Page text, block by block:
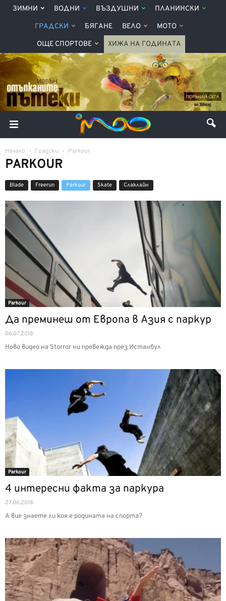
ЗИМНИ ВОДНИ ВЪЗДУШНИ ПЛАНИНСКИ
ГРАДСКИ БЯГАНЕ ВЕЛО МОТО
ОЩЕ СПОРТОВЕ ХИЖА НА ГОДИНАТА
Начало Градски Parkour
PARKOUR
Blade Freerun Parkour Skate Слаклайн
Parkour
Да преминеш от Европа в Азия с паркур
06.07.2018
Ново видео на Storror ни превежда през Истанбул
Parkour
4 интересни факта за паркура
27.06.2018
А вие знаете ли коя е родината на спорта?